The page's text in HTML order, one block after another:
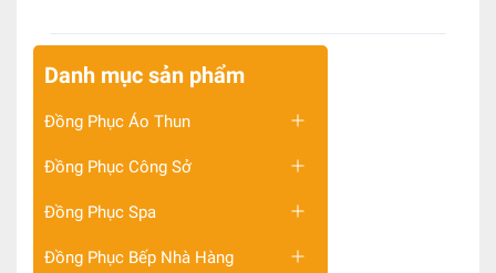
Danh mục sản phẩm
Đồng Phục Áo Thun
Đồng Phục Công Sở
Đồng Phục Spa
Đồng Phục Bếp Nhà Hàng